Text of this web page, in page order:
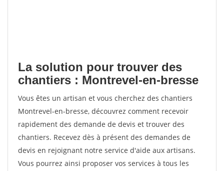
La solution pour trouver des
chantiers : Montrevel-en-bresse
Vous êtes un artisan et vous cherchez des chantiers
Montrevel-en-bresse, découvrez comment recevoir
rapidement des demande de devis et trouver des
chantiers. Recevez dès à présent des demandes de
devis en rejoignant notre service d'aide aux artisans.
Vous pourrez ainsi proposer vos services à tous les